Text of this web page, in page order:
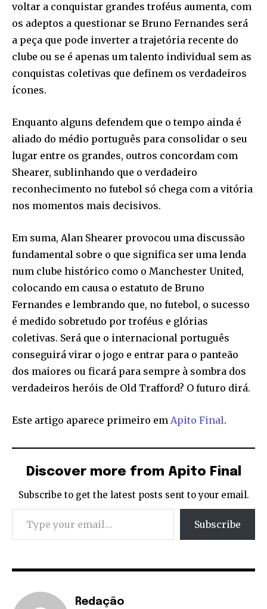
voltar a conquistar grandes troféus aumenta, com
os adeptos a questionar se Bruno Fernandes será
a peça que pode inverter a trajetória recente do
clube ou se é apenas um talento individual sem as
conquistas coletivas que definem os verdadeiros
ícones.
Enquanto alguns defendem que o tempo ainda é
aliado do médio português para consolidar o seu
lugar entre os grandes, outros concordam com
Shearer, sublinhando que o verdadeiro
reconhecimento no futebol só chega com a vitória
nos momentos mais decisivos.
Em suma, Alan Shearer provocou uma discussão
fundamental sobre o que significa ser uma lenda
num clube histórico como o Manchester United,
colocando em causa o estatuto de Bruno
Fernandes e lembrando que, no futebol, o sucesso
é medido sobretudo por troféus e glórias
coletivas. Será que o internacional português
conseguirá virar o jogo e entrar para o panteão
dos maiores ou ficará para sempre à sombra dos
verdadeiros heróis de Old Trafford? O futuro dirá.
Este artigo aparece primeiro em Apito Final.
Discover more from Apito Final
Subscribe to get the latest posts sent to your email.
Type your email…
Subscribe
Redação